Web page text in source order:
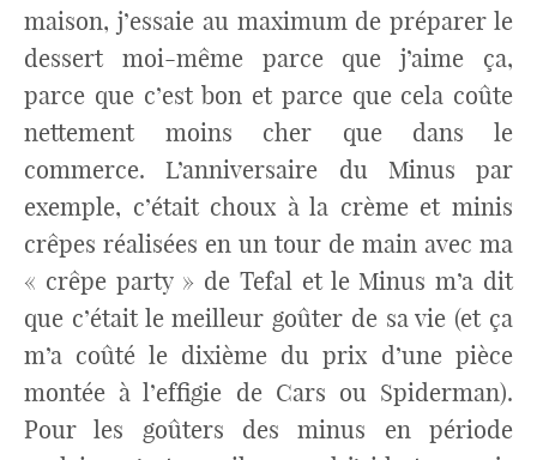
maison, j’essaie au maximum de préparer le
dessert moi-même parce que j’aime ça,
parce que c’est bon et parce que cela coûte
nettement moins cher que dans le
commerce. L’anniversaire du Minus par
exemple, c’était choux à la crème et minis
crêpes réalisées en un tour de main avec ma
« crêpe party » de Tefal et le Minus m’a dit
que c’était le meilleur goûter de sa vie (et ça
m’a coûté le dixième du prix d’une pièce
montée à l’effigie de Cars ou Spiderman).
Pour les goûters des minus en période